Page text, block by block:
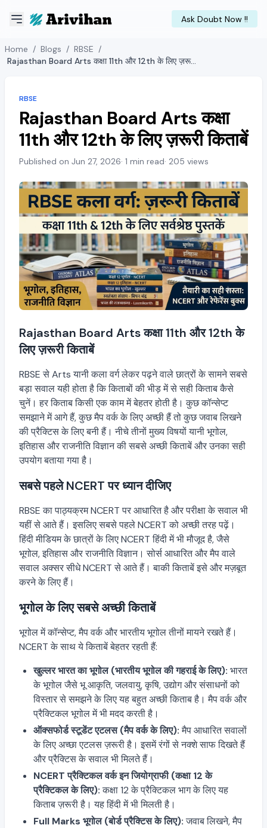
Ask Doubt Now !!
Home / Blogs / RBSE /
Rajasthan Board Arts कक्षा 11th और 12th के लिए ज़रूरी किताबें
RBSE
Rajasthan Board Arts कक्षा
11th और 12th के लिए ज़रूरी किताबें
Published on Jun 27, 2026· 1 min read· 205 views
Rajasthan Board Arts कक्षा 11th और 12th के
लिए ज़रूरी किताबें
RBSE से Arts यानी कला वर्ग लेकर पढ़ने वाले छात्रों के सामने सबसे
बड़ा सवाल यही होता है कि किताबों की भीड़ में से सही किताब कैसे
चुनें। हर किताब किसी एक काम में बेहतर होती है। कुछ कॉन्सेप्ट
समझाने में आगे हैं, कुछ मैप वर्क के लिए अच्छी हैं तो कुछ जवाब लिखने
की प्रैक्टिस के लिए बनी हैं। नीचे तीनों मुख्य विषयों यानी भूगोल,
इतिहास और राजनीति विज्ञान की सबसे अच्छी किताबें और उनका सही
उपयोग बताया गया है।
सबसे पहले NCERT पर ध्यान दीजिए
RBSE का पाठ्यक्रम NCERT पर आधारित है और परीक्षा के सवाल भी
यहीं से आते हैं। इसलिए सबसे पहले NCERT को अच्छी तरह पढ़ें।
हिंदी मीडियम के छात्रों के लिए NCERT हिंदी में भी मौजूद है, जैसे
भूगोल, इतिहास और राजनीति विज्ञान। सोर्स आधारित और मैप वाले
सवाल अक्सर सीधे NCERT से आते हैं। बाकी किताबें इसे और मज़बूत
करने के लिए हैं।
भूगोल के लिए सबसे अच्छी किताबें
भूगोल में कॉन्सेप्ट, मैप वर्क और भारतीय भूगोल तीनों मायने रखते हैं।
NCERT के साथ ये किताबें बेहतर रहती हैं:
खुल्लर भारत का भूगोल (भारतीय भूगोल की गहराई के लिए): भारत
के भूगोल जैसे भू आकृति, जलवायु, कृषि, उद्योग और संसाधनों को
विस्तार से समझने के लिए यह बहुत अच्छी किताब है। मैप वर्क और
प्रैक्टिकल भूगोल में भी मदद करती है।
ऑक्सफोर्ड स्टूडेंट एटलस (मैप वर्क के लिए):मैप आधारित सवालों
के लिए अच्छा एटलस ज़रूरी है। इसमें रंगों से नक्शे साफ दिखते हैं
और प्रैक्टिस के सवाल भी मिलते हैं।
NCERT प्रैक्टिकल वर्क इन जियोग्राफी (कक्षा 12 के
प्रैक्टिकल के लिए):कक्षा 12 के प्रैक्टिकल भाग के लिए यह
किताब ज़रूरी है। यह हिंदी में भी मिलती है।
Full Marks भूगोल (बोर्ड प्रैक्टिस के लिए):जवाब लिखने, मैप